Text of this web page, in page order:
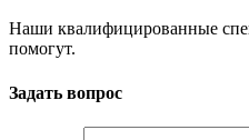
Наши квалифицированные
помогут.
Задать вопрос